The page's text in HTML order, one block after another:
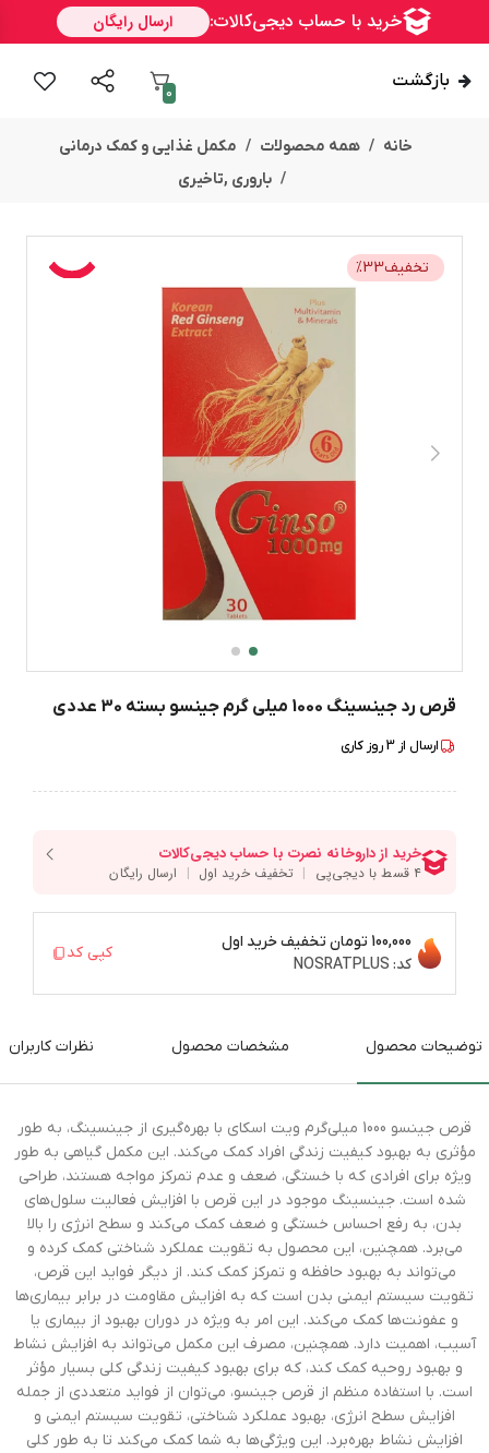
بازگشت
0
خانه همه محصولات
مکمل غذایی و کمک درمانی
باروری ,تاخیری
تخفیف %33
قرص رد جینسینگ 1000 میلی گرم جینسو بسته 30 عددی
ارسال از 3روز کاری
100,000 تومان
تخفیف خرید اول
کد: NOSRATPLUS
کپی کد
توضیحات محصول مشخصات محصول نظرات کاربران
قرص جینسو 1000 میلی‌گرم ویت اسکای با بهره‌گیری از جینسینگ، به طور
مؤثری به بهبود کیفیت زندگی افراد کمک می‌کند. این مکمل گیاهی به طور
ویژه برای افرادی که با خستگی، ضعف و عدم تمرکز مواجه هستند، طراحی
شده است. جینسینگ موجود در این قرص با افزایش فعالیت سلول‌های
بدن، به رفع احساس خستگی و ضعف کمک می‌کند و سطح انرژی را بالا
می‌برد. همچنین، این محصول به تقویت عملکرد شناختی کمک کرده و
می‌تواند به بهبود حافظه و تمرکز کمک کند. از دیگر فواید این قرص،
تقویت سیستم ایمنی بدن است که به افزایش مقاومت در برابر بیماری‌ها
و عفونت‌ها کمک می‌کند. این امر به ویژه در دوران بهبود از بیماری یا
آسیب، اهمیت دارد. همچنین، مصرف این مکمل می‌تواند به افزایش نشاط
و بهبود روحیه کمک کند، که برای بهبود کیفیت زندگی کلی بسیار مؤثر
است. با استفاده منظم از قرص جینسو، می‌توان از فواید متعددی از جمله
افزایش سطح انرژی، بهبود عملکرد شناختی، تقویت سیستم ایمنی و
افزایش نشاط بهره‌برد. این ویژگی‌ها به شما کمک می‌کند تا به طور کلی